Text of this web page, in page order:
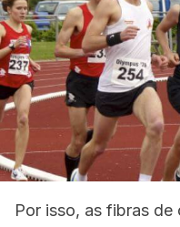
Por isso, as fibras